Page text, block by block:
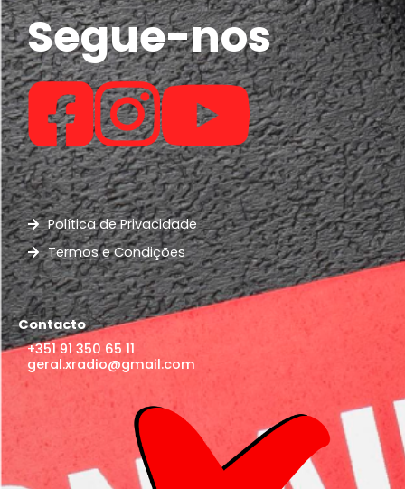
Segue-nos
Política de Privacidade
Termos e Condições
Contacto
+351 91 350 65 11
geral.xradio@gmail.com